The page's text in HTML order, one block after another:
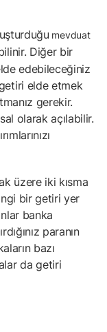
mevduat
Diğer bir
edebileceğiniz
elde etmek
gerekir.
olarak açılabilir.
üzere iki kısma
bir getiri yer
banka
paranın
bazı
da getiri